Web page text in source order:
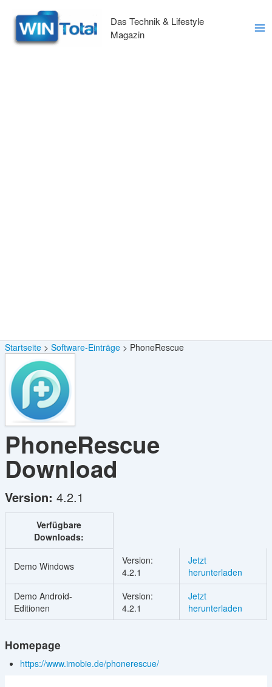
Inhalt
springen
Das Technik & Lifestyle
Magazin
Startseite Software-Einträge PhoneRescue
PhoneRescue
Download
Version: 4.2.1
Verfügbare
Downloads:
Demo Windows
Version:
4.2.1
Jetzt
herunterladen
Demo Android-
Editionen
Version:
4.2.1
Jetzt
herunterladen
Homepage
https://www.imobie.de/phonerescue/